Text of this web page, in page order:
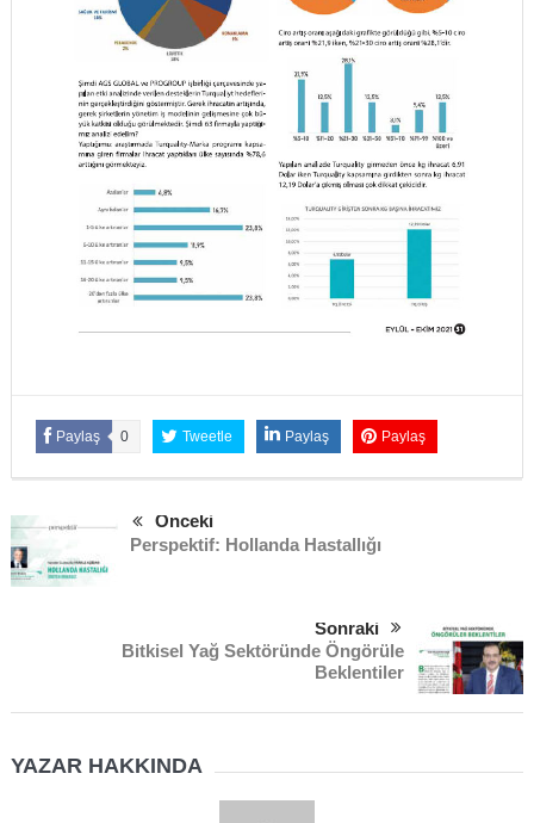
Paylaş 0 Tweetle Paylaş Paylaş
Önceki
Perspektif: Hollanda Hastallığı
Sonraki
Bitkisel Yağ Sektöründe Öngörüle
Beklentiler
YAZAR HAKKINDA